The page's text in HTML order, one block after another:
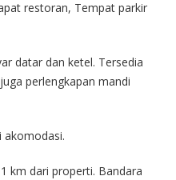
restoran, Tempat parkir
datar dan ketel. Tersedia
perlengkapan mandi
akomodasi.
km dari properti. Bandara